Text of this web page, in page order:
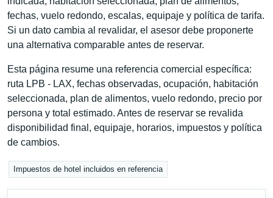
fechas, vuelo redondo, escalas, equipaje y política de tarifa.
Si un dato cambia al revalidar, el asesor debe proponerte
una alternativa comparable antes de reservar.
Esta página resume una referencia comercial específica:
ruta LPB - LAX, fechas observadas, ocupación, habitación
seleccionada, plan de alimentos, vuelo redondo, precio por
persona y total estimado. Antes de reservar se revalida
disponibilidad final, equipaje, horarios, impuestos y política
de cambios.
Impuestos de hotel incluidos en referencia